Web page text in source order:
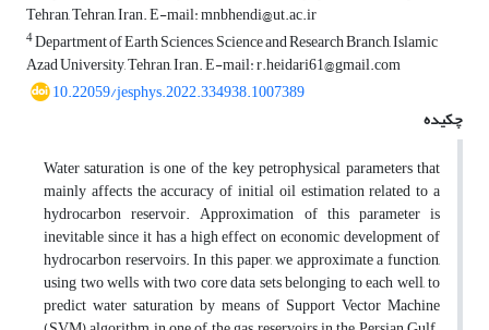
Tehran, Tehran, Iran. E-mail: mnbhendi@ut.ac.ir
4Department of Earth Sciences, Science and Research Branch, Islamic
Azad University, Tehran, Iran. E-mail: r.heidari61@gmail.com
10.22059/jesphys.2022.334938.1007389
چکیده
Water saturation is one of the key petrophysical parameters that
mainly affects the accuracy of initial oil estimation related to a
hydrocarbon reservoir. Approximation of this parameter is
inevitable since it has a high effect on economic development of
hydrocarbon reservoirs. In this paper, we approximate a function,
using two wells with two core data sets belonging to each well, to
predict water saturation by means of Support Vector Machine